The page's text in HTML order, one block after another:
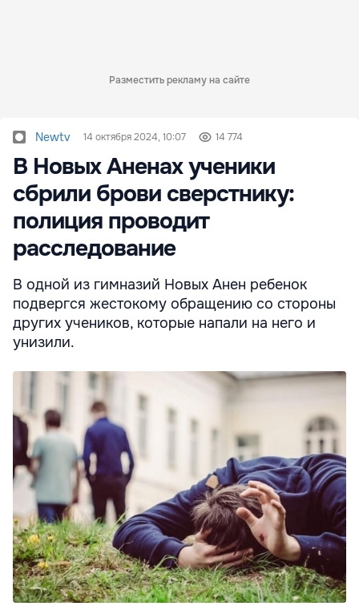
Разместить рекламу на сайте
Newtv 14 октября 2024, 10:07 14 774
В Новых Аненах ученики
сбрили брови сверстнику:
полиция проводит
расследование
В одной из гимназий Новых Анен ребенок
подвергся жестокому обращению со стороны
других учеников, которые напали на него и
унизили.